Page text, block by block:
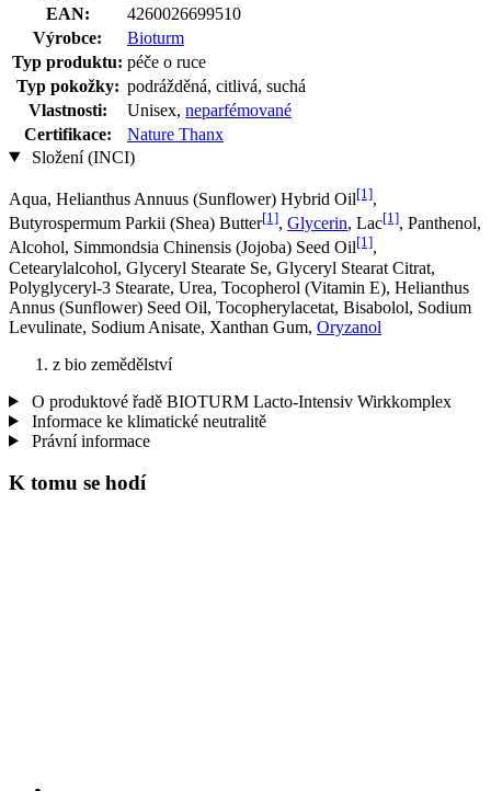
EAN:
4260026699510
Výrobce:
Bioturm
Typ produktu: péče o ruce
Typ pokožky: podrážděná, citlivá, suchá
Vlastnosti:
Unisex, neparfémované
Certifikace:
Nature Thanx
Složení (INCI)
Aqua, Helianthus Annuus (Sunflower) Hybrid Oil[1],
Butyrospermum Parkii (Shea) Butter[1], Glycerin, Lac[1], Panthenol,
Alcohol, Simmondsia Chinensis (Jojoba) Seed Oil[1],
Cetearylalcohol, Glyceryl Stearate Se, Glyceryl Stearat Citrat,
Polyglyceryl-3 Stearate, Urea, Tocopherol (Vitamin E), Helianthus
Annus (Sunflower) Seed Oil, Tocopherylacetat, Bisabolol, Sodium
Levulinate, Sodium Anisate, Xanthan Gum, Oryzanol
z bio zemědělství
O produktové řadě BIOTURM Lacto-Intensiv Wirkkomplex
Informace ke klimatické neutralitě
Právní informace
K tomu se hodí